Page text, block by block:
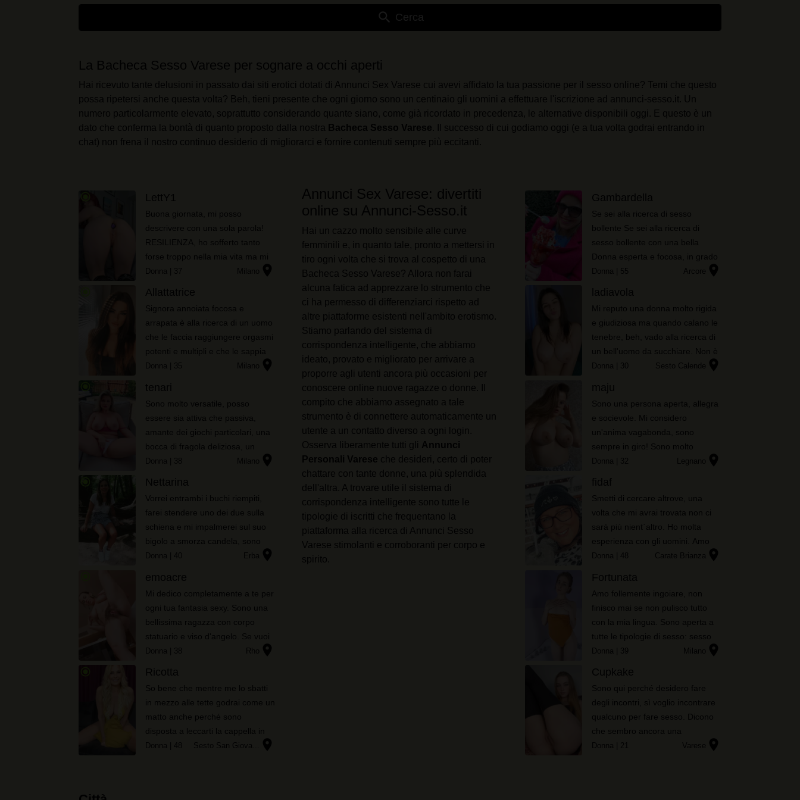
search Cerca
La Bacheca Sesso Varese per sognare a occhi aperti
Hai ricevuto tante delusioni in passato dai siti erotici dotati di Annunci Sex Varese cui avevi affidato la tua passione per il sesso online? Temi che questo
possa ripetersi anche questa volta? Beh, tieni presente che ogni giorno sono un centinaio gli uomini a effettuare l'iscrizione ad annunci-sesso.it. Un
numero particolarmente elevato, soprattutto considerando quante siano, come già ricordato in precedenza, le alternative disponibili oggi. E questo è un
dato che conferma la bontà di quanto proposto dalla nostra Bacheca Sesso Varese . Il successo di cui godiamo oggi (e a tua volta godrai entrando in
chat) non frena il nostro continuo desiderio di migliorarci e fornire contenuti sempre più eccitanti.
LettY1
Buona giornata, mi posso
descrivere con una sola parola!
RESILIENZA, ho sofferto tanto
forse troppo nella mia vita ma mi
sono sempre rimboccata le
un uomo
Milano location_on
Donna | 37
Allattatrice
Signora annoiata focosa e
arrapata è alla ricerca di un uomo
che le faccia raggiungere orgasmi
potenti e multipli e che le sappia
tenere testa nei momenti più
mancare nulla; se decide di avere
Milano location_on
Donna | 35
tenari
Sono molto versatile, posso
essere sia attiva che passiva,
amante dei giochi particolari, una
bocca di fragola deliziosa, un
fondoschiena da urlo e adoro il
Milano location_on
Donna | 38
Nettarina
Vorrei entrambi i buchi riempiti,
farei stendere uno dei due sulla
schiena e mi impalmerei sul suo
bigolo a smorza candela, sono
sicura che l’altro ci starà poco a
posteriore, e io non farei altro che
agevolare l...
Erba location_on
Donna
emoacre
Mi dedico completamente a te per
ogni tua fantasia sexy. Sono una
bellissima ragazza con corpo
statuario e viso d'angelo. Se vuoi
provare a conoscermi io sono qui,
Rho location_on
Donna | 38
Ricotta
So bene che mentre me lo sbatti
in mezzo alle tette godrai come un
matto anche perché sono
disposta a leccarti la cappella in
maniera tale che la tua sensibilità
Sesto San Giova... location_on
Donna
Annunci Sex Varese: divertiti
online su Annunci-Sesso.it
Hai un cazzo molto sensibile alle curve
femminili e, in quanto tale, pronto a mettersi in
tiro ogni volta che si trova al cospetto di una
Bacheca Sesso Varese? Allora non farai
alcuna fatica ad apprezzare lo strumento che
ci ha permesso di differenziarci rispetto ad
altre piattaforme esistenti nell'ambito erotismo.
Stiamo parlando del sistema di
corrispondenza intelligente, che abbiamo
ideato, provato e migliorato per arrivare a
proporre agli utenti ancora più occasioni per
conoscere online nuove ragazze o donne. Il
compito che abbiamo assegnato a tale
strumento è di connettere automaticamente un
utente a un contatto diverso a ogni login.
Osserva liberamente tutti gli Annunci
Personali Varese che desideri, certo di poter
chattare con tante donne, una più splendida
dell'altra. A trovare utile il sistema di
corrispondenza intelligente sono tutte le
tipologie di iscritti che frequentano la
piattaforma alla ricerca di Annunci Sesso
Varese stimolanti e corroboranti per corpo e
spirito.
Gambardella
Se sei alla ricerca di sesso
bollente Se sei alla ricerca di
sesso bollente con una bella
Donna esperta e focosa, in grado
di soddisfare tutte le tue fantasie
Arcore location_on
Donna | 55
ladiavola
Mi reputo una donna molto rigida
e giudiziosa ma quando calano le
tenebre, beh, vado alla ricerca di
un bell'uomo da succhiare. Non è
il caso che mi metta il mantello e
cacciare qui!
Sesto Calende location_on
Donna | 30
maju
Sono una persona aperta, allegra
e socievole. Mi considero
un'anima vagabonda, sono
sempre in giro! Sono molto
curiosa, mi piace scoprire cose
Legnano location_on
Donna | 32
fidaf
Smetti di cercare altrove, una
volta che mi avrai trovata non ci
sarà più nient`altro. Ho molta
esperienza con gli uomini. Amo
sperimentare tutte le posizioni del
mai? E tu?
Carate Brianza location_on
Donna
Fortunata
Amo follemente ingoiare, non
finisco mai se non pulisco tutto
con la mia lingua. Sono aperta a
tutte le tipologie di sesso: sesso
lesbo a tre, ma anche sesso a tre
provate fino ad ora...
Milano location_on
Donna | 39
Cupkake
Sono qui perché desidero fare
degli incontri, sì voglio incontrare
qualcuno per fare sesso. Dicono
che sembro ancora una
ragazzina, sono molto magra, ho
Varese location_on
Donna | 21